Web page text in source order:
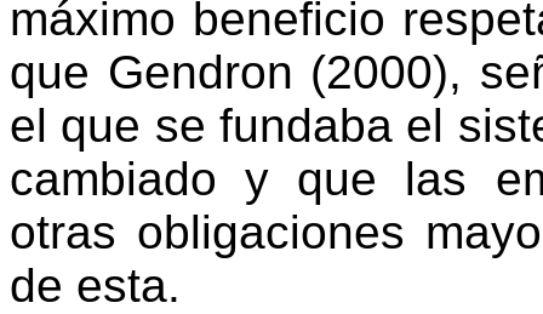
máximo beneficio
que Gendron (2000),
el que se fundaba el
cambiado y que las
otras obligaciones
de esta.